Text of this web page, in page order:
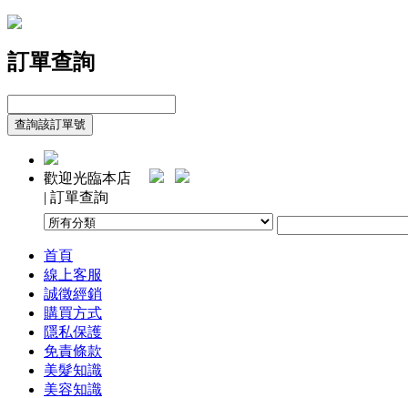
訂單查詢
歡迎光臨本店
| 訂單查詢
首頁
線上客服
誠徵經銷
購買方式
隱私保護
免責條款
美髮知識
美容知識